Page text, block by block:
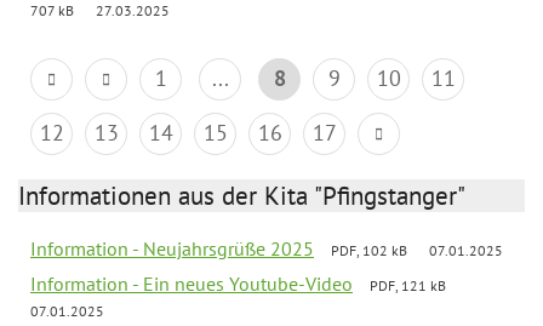
707 kB
27.03.2025
1 ... 8 9 10
11
12
13 14 15 16 17
Informationen aus der Kita "Pfingstanger"
Information - Neujahrsgrüße 2025 PDF, 102 kB 07.01.2025
Information - Ein neues Youtube-Video
PDF, 121 kB
07.01.2025